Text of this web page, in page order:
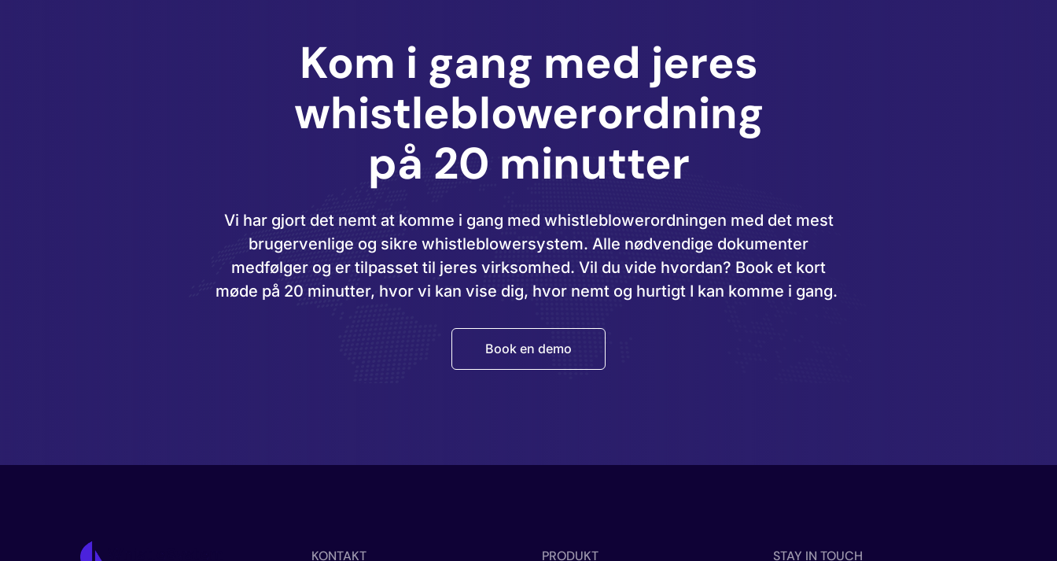
Kom i gang med jeres
whistleblowerordning
på 20 minutter
Vi har gjort det nemt at komme i gang med whistleblowerordningen med det mest
brugervenlige og sikre whistleblowersystem. Alle nødvendige dokumenter
medfølger og er tilpasset til jeres virksomhed. Vil du vide hvordan? Book et kort
møde på 20 minutter, hvor vi kan vise dig, hvor nemt og hurtigt I kan komme i gang.
Book en demo
KONTAKT PRODUKT STAY IN TOUCH